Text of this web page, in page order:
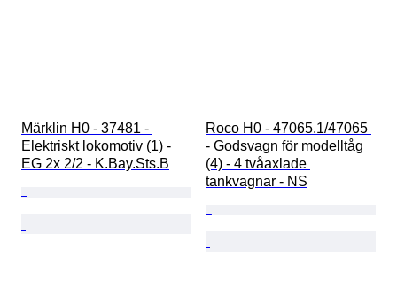
Märklin H0 - 37481 -
Elektriskt lokomotiv (1) -
EG 2x 2/2 - K.Bay.Sts.B
Roco H0 - 47065.1/47065
- Godsvagn för modelltåg
(4) - 4 tvåaxlade
tankvagnar - NS